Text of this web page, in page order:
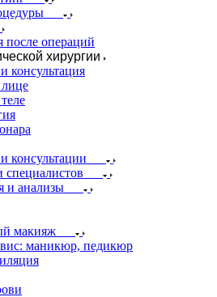
после операций
хирургии
консультация
консультации
специалистов
и анализы
макияж
маникюр, педикюр